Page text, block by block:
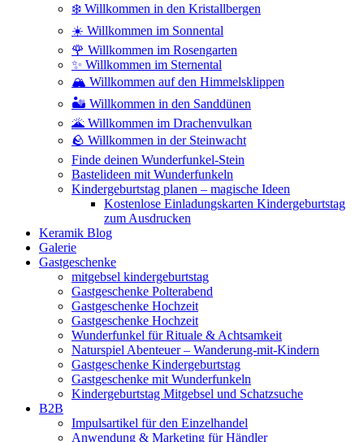
❄️ Willkommen in den Kristallbergen
☀️ Willkommen im Sonnental
🌹 Willkommen im Rosengarten
✨ Willkommen im Sternental
🏔️ Willkommen auf den Himmelsklippen
🏜️ Willkommen in den Sanddünen
🌋 Willkommen im Drachenvulkan
🪨 Willkommen in der Steinwacht
Finde deinen Wunderfunkel-Stein
Bastelideen mit Wunderfunkeln
Kindergeburtstag planen – magische Ideen
Kostenlose Einladungskarten Kindergeburtstag
zum Ausdrucken
Keramik Blog
Galerie
Gastgeschenke
mitgebsel kindergeburtstag
Gastgeschenke Polterabend
Gastgeschenke Hochzeit
Gastgeschenke Hochzeit
Wunderfunkel für Rituale & Achtsamkeit
Naturspiel Abenteuer – Wanderung-mit-Kindern
Gastgeschenke Kindergeburtstag
Gastgeschenke mit Wunderfunkeln
Kindergeburtstag Mitgebsel und Schatzsuche
B2B
Impulsartikel für den Einzelhandel
Anwendung & Marketing für Händler